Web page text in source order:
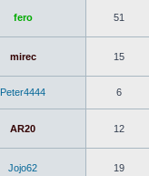
fero 51
mirec 15
Peter4444 6
AR20 12
Jojo62 19